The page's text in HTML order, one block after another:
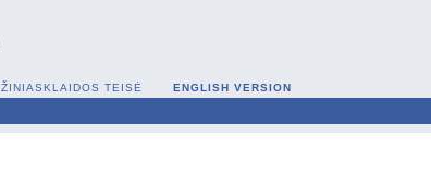
ŽINIASKLAIDOS TEISĖ ENGLISH VERSION